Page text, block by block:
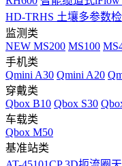
HD-TRHS 土壤多参数
监测类
NEW MS200 MS100
手机类
Qmini A30 Qmini A20
穿戴类
Qbox B10 Qbox S30
车载类
Qbox M50
基准站类